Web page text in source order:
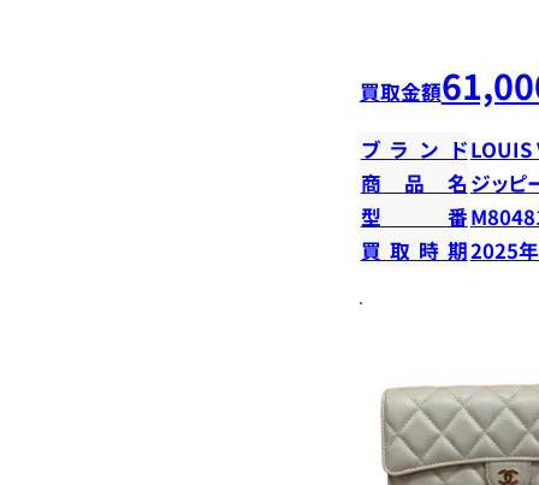
買取金額
ブランドLOUIS
商品名 ジッピ
型番
買取時期2025